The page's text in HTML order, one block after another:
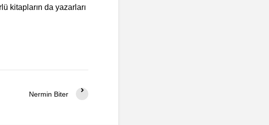
kitapların da yazarları
Nermin Biter